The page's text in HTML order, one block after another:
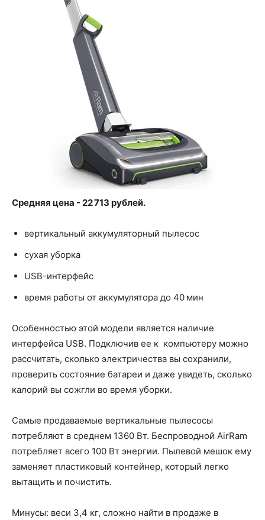
Средняя цена - 22 713 рублей.
вертикальный аккумуляторный пылесос
сухая уборка
USB-интерфейс
время работы от аккумулятора до 40 мин
Особенностью этой модели является наличие
интерфейса USB. Подключив ее к компьютеру можно
рассчитать, сколько электричества вы сохранили,
проверить состояние батареи и даже увидеть, сколько
калорий вы сожгли во время уборки.
Самые продаваемые вертикальные пылесосы
потребляют в среднем 1360 Вт. Беспроводной AirRam
потребляет всего 100 Вт энергии. Пылевой мешок ему
заменяет пластиковый контейнер, который легко
вытащить и почистить.
Минусы: веси 3,4 кг, сложно найти в продаже в